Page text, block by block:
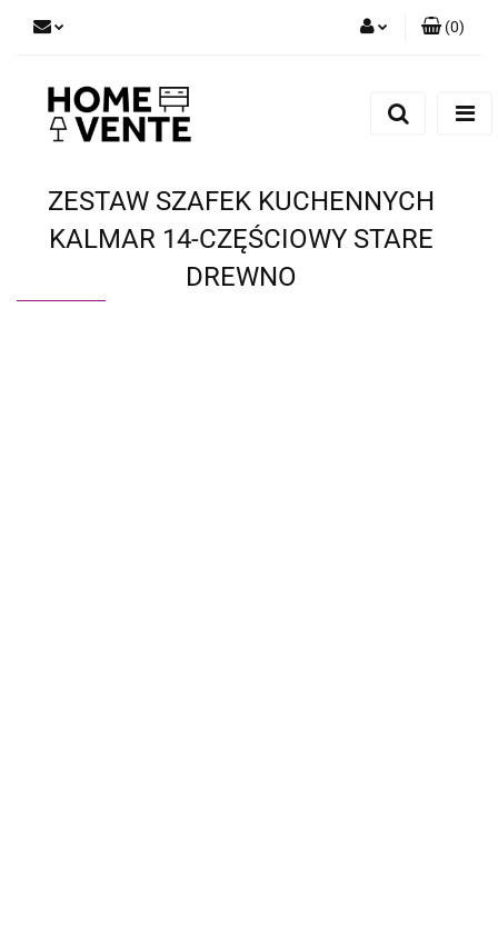
(0)
ZESTAW SZAFEK KUCHENNYCH
KALMAR 14-CZĘŚCIOWY STARE
DREWNO